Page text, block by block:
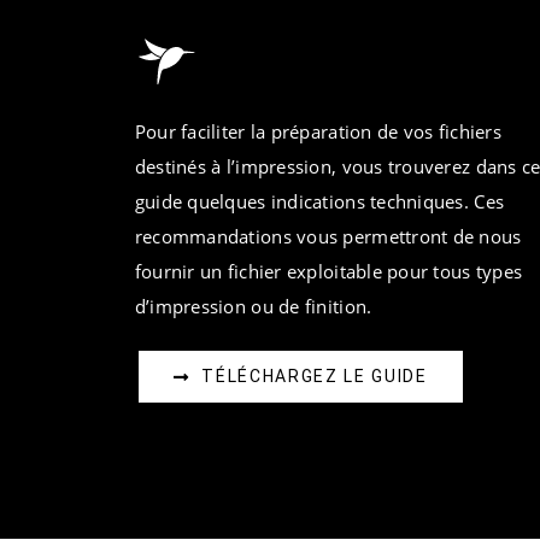
Pour faciliter la préparation de vos fichiers
destinés à l’impression, vous trouverez dans ce
guide quelques indications techniques. Ces
recommandations vous permettront de nous
fournir un fichier exploitable pour tous types
d’impression ou de finition.
TÉLÉCHARGEZ LE GUIDE